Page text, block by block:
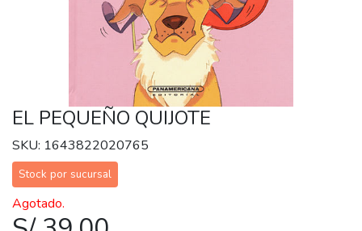
EL PEQUEÑO QUIJOTE
SKU: 1643822020765
Stock por sucursal
Agotado.